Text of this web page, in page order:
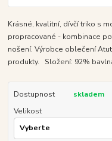
Krásné, kvalitní, dívčí triko s
propracované - kombinace
nošení. Výrobce oblečení
produkty. Složení: 92%
Dostupnost
skladem
Velikost